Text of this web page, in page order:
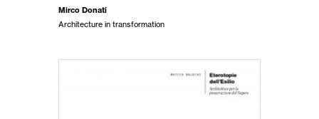
Mirco Donati
Architecture in transformation